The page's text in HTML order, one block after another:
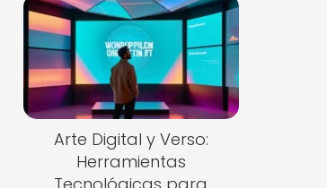
Arte Digital y Verso:
Herramientas